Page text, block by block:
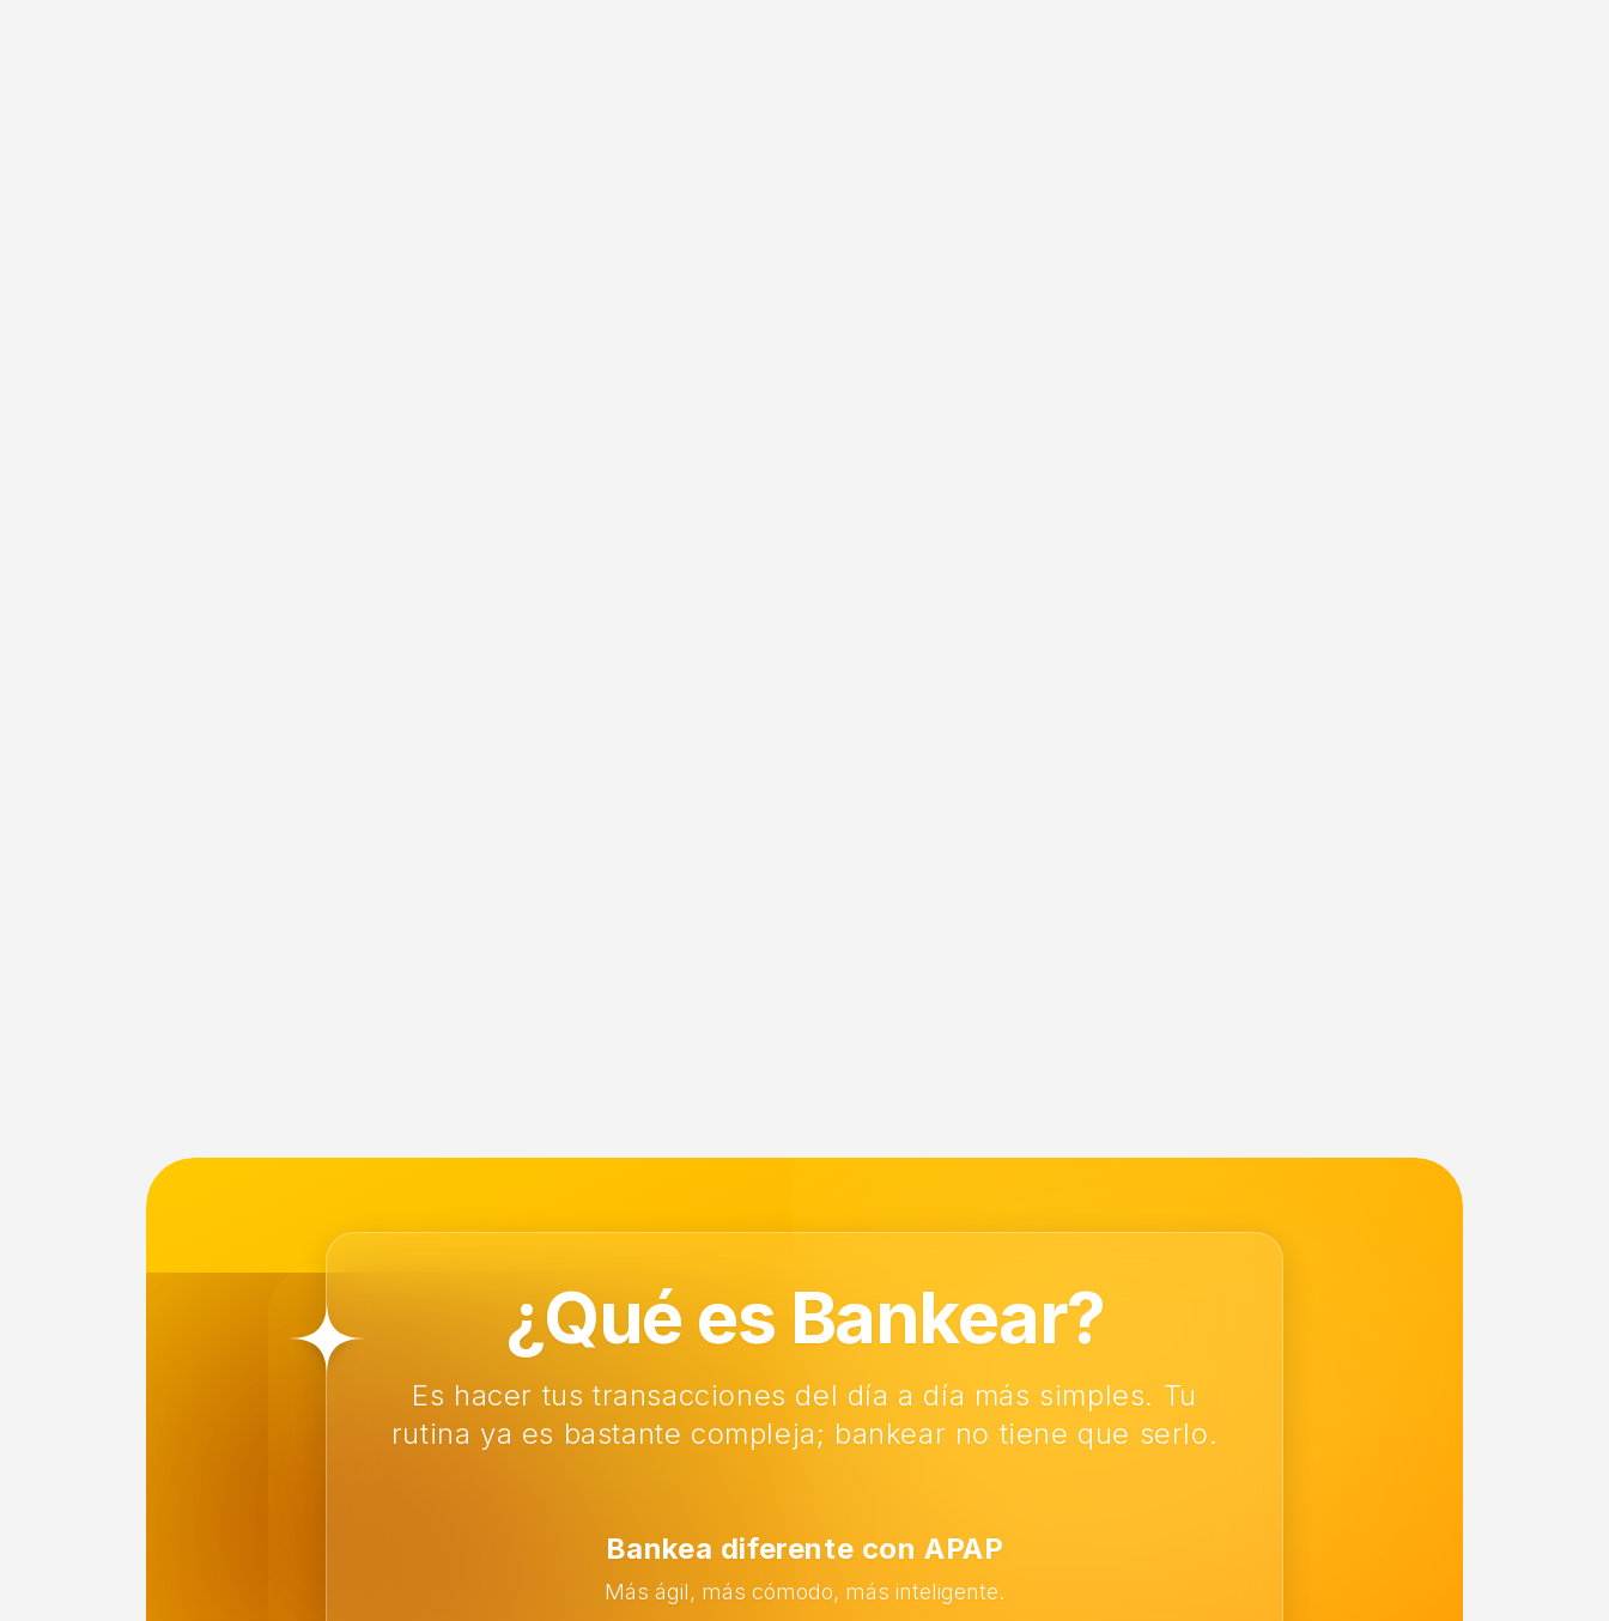
¿Qué es Bankear?
Es hacer tus transacciones del día a día más simples. Tu
rutina ya es bastante compleja; bankear no tiene que serlo.
Bankea diferente con APAP
Más ágil, más cómodo, más inteligente.